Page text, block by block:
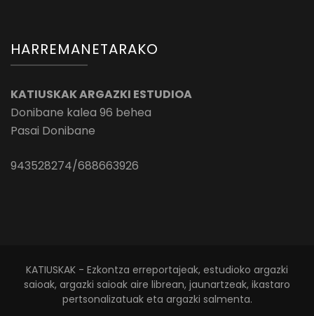
HARREMANETARAKO
KATIUSKAK ARGAZKI ESTUDIOA
Donibane kalea 96 behea
Pasai Donibane
943528274/688663926
KATIUSKAK - Ezkontza erreportajeak, estudioko argazki
saioak, argazki saioak aire librean, jaunartzeak, ikastaro
pertsonalizatuak eta argazki salmenta.